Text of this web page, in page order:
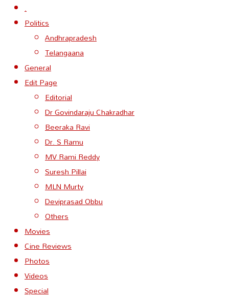
.
Politics
Andhrapradesh
Telangaana
General
Edit Page
Editorial
Dr Govindaraju Chakradhar
Beeraka Ravi
Dr. S Ramu
MV Rami Reddy
Suresh Pillai
MLN Murty
Deviprasad Obbu
Others
Movies
Cine Reviews
Photos
Videos
Special